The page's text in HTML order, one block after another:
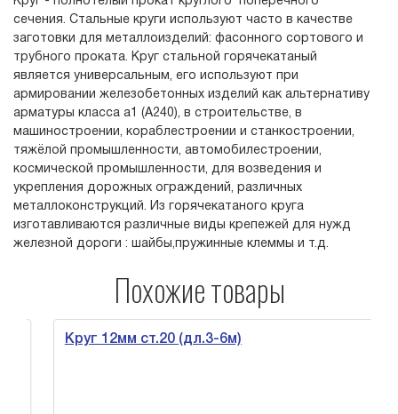
сечения. Стальные круги используют часто в качестве
заготовки для металлоизделий: фасонного сортового и
трубного проката. Круг стальной горячекатаный
является универсальным, его используют при
армировании железобетонных изделий как альтернативу
арматуры класса а1 (А240), в строительстве, в
машиностроении, кораблестроении и станкостроении,
тяжёлой промышленности, автомобилестроении,
космической промышленности, для возведения и
укрепления дорожных ограждений, различных
металлоконструкций. Из горячекатаного круга
изготавливаются различные виды крепежей для нужд
железной дороги : шайбы,пружинные клеммы и т.д.
Похожие товары
Круг 12мм ст.20 (дл.3-6м)